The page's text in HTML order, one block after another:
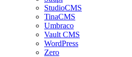
StudioCMS
TinaCMS
Umbraco
Vault CMS
WordPress
Zero